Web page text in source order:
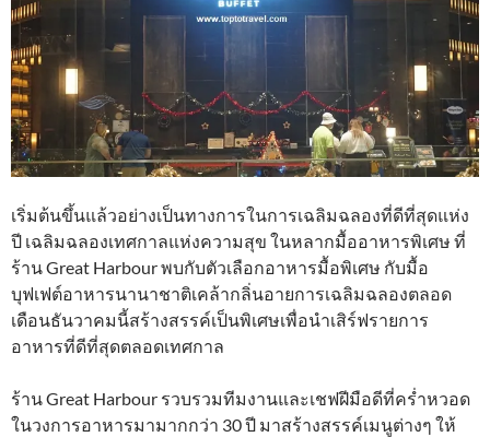
เริ่มต้นขึ้นแล้วอย่างเป็นทางการในการเฉลิมฉลองที่ดีที่สุดแห่ง
ปี เฉลิมฉลองเทศกาลแห่งความสุข ในหลากมื้ออาหารพิเศษ ที่
ร้าน Great Harbour พบกับตัวเลือกอาหารมื้อพิเศษ กับมื้อ
บุฟเฟต์อาหารนานาชาติเคล้ากลิ่นอายการเฉลิมฉลองตลอด
เดือนธันวาคมนี้สร้างสรรค์เป็นพิเศษเพื่อนำเสิร์ฟรายการ
อาหารที่ดีที่สุดตลอดเทศกาล
ร้าน Great Harbour รวบรวมทีมงานและเชฟฝีมือดีที่คร่ำหวอด
ในวงการอาหารมามากกว่า 30 ปี มาสร้างสรรค์เมนูต่างๆ ให้